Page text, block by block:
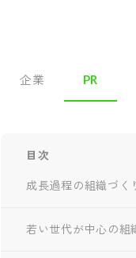
企業 PR
目次
成長過程の組織づく
若い世代が中心の組